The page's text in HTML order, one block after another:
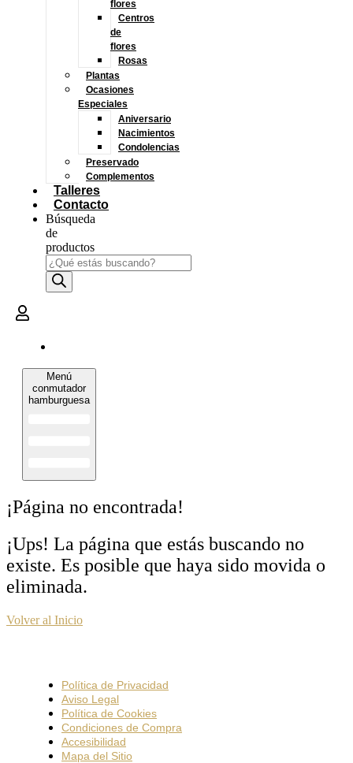
flores
Centros
de
flores
Rosas
Plantas
Ocasiones
Especiales
Aniversario
Nacimientos
Condolencias
Preservado
Complementos
Talleres
Contacto
Búsqueda
de
productos
Menú
conmutador
hamburguesa
¡Página no encontrada!
¡Ups! La página que estás buscando no
existe. Es posible que haya sido movida o
eliminada.
Volver al Inicio
Política de Privacidad
Aviso Legal
Política de Cookies
Condiciones de Compra
Accesibilidad
Mapa del Sitio